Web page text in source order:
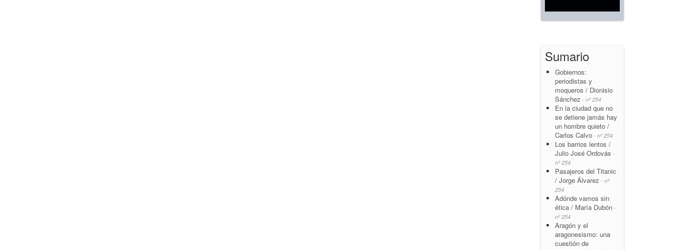
Sumario
Gobiernos:
periodistas y
moqueros / Dionisio
Sánchez - nº 254
En la ciudad que no
se detiene jamás hay
un hombre quieto /
Carlos Calvo - nº 254
Los barrios lentos /
Julio José Ordovás -
nº 254
Pasajeros del Titanic
/ Jorge Álvarez - nº
254
Adónde vamos sin
ética / María Dubón -
nº 254
Aragón y el
aragonesismo: una
cuestión de